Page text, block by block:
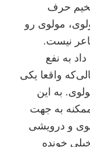
حرف
مولوی رو
نیست.
به نفع
واقعا یکی
به این
به جهت
و درویشی
خونده